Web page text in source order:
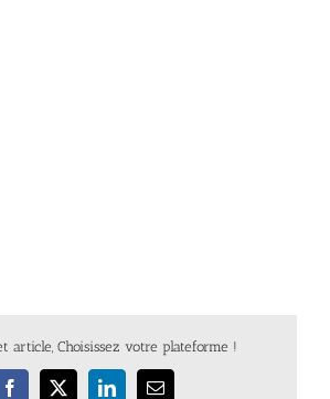
article, Choisissez votre plateforme !